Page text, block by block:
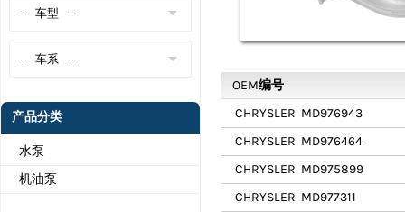
产品分类
水泵
机油泵
OEM编号
CHRYSLER MD976943
CHRYSLER MD976464
CHRYSLER MD975899
CHRYSLER MD977311